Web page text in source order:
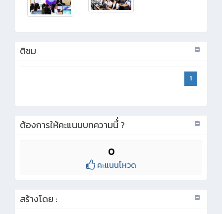
ติชม
1
ต้องการให้คะแนนบทความนี้่ ?
0
คะแนนโหวด
สร้างโดย :